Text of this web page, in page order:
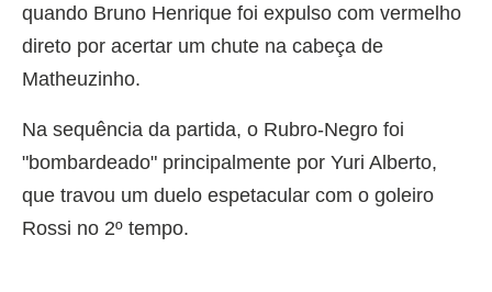
quando Bruno Henrique foi expulso com vermelho
direto por acertar um chute na cabeça de
Matheuzinho.
Na sequência da partida, o Rubro-Negro foi
"bombardeado" principalmente por Yuri Alberto,
que travou um duelo espetacular com o goleiro
Rossi no 2º tempo.